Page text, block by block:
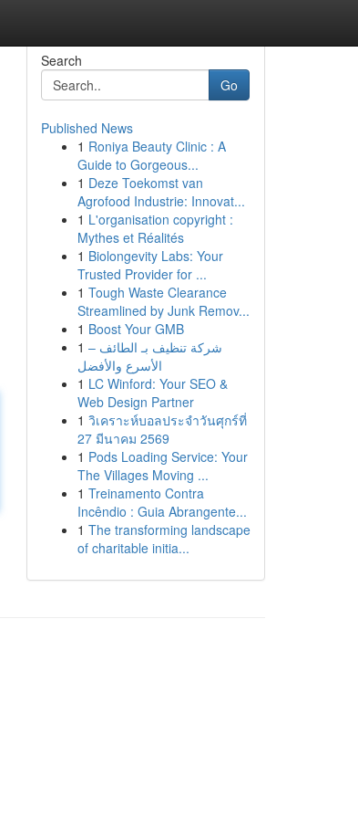
Search
Go
Published News
1 Roniya Beauty Clinic : A
Guide to Gorgeous...
1 Deze Toekomst van
Agrofood Industrie: Innovat...
1 L'organisation copyright :
Mythes et Réalités
1 Biolongevity Labs: Your
Trusted Provider for ...
1 Tough Waste Clearance
Streamlined by Junk Remov...
1 Boost Your GMB
1 شركة تنظيف بـ الطائف –
الأسرع والأفضل
1 LC Winford: Your SEO &
Web Design Partner
1 วิเคราะห์บอลประจำวันศุกร์ที่
27 มีนาคม 2569
1 Pods Loading Service: Your
The Villages Moving ...
1 Treinamento Contra
Incêndio : Guia Abrangente...
1 The transforming landscape
of charitable initia...